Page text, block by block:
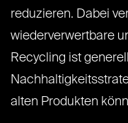
reduzieren. Dabei
wiederverwertbare
Recycling ist
alten Produkten